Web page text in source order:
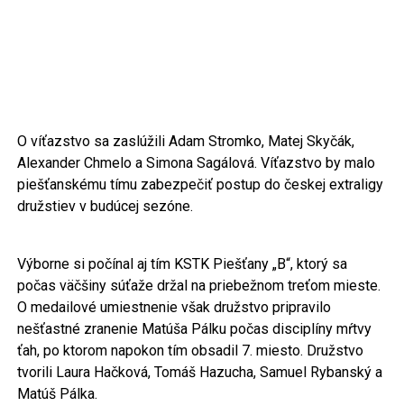
O víťazstvo sa zaslúžili Adam Stromko, Matej Skyčák,
Alexander Chmelo a Simona Sagálová. Víťazstvo by malo
piešťanskému tímu zabezpečiť postup do českej extraligy
družstiev v budúcej sezóne.
Výborne si počínal aj tím KSTK Piešťany „B“, ktorý sa
počas väčšiny súťaže držal na priebežnom treťom mieste.
O medailové umiestnenie však družstvo pripravilo
nešťastné zranenie Matúša Pálku počas disciplíny mŕtvy
ťah, po ktorom napokon tím obsadil 7. miesto. Družstvo
tvorili Laura Hačková, Tomáš Hazucha, Samuel Rybanský a
Matúš Pálka.